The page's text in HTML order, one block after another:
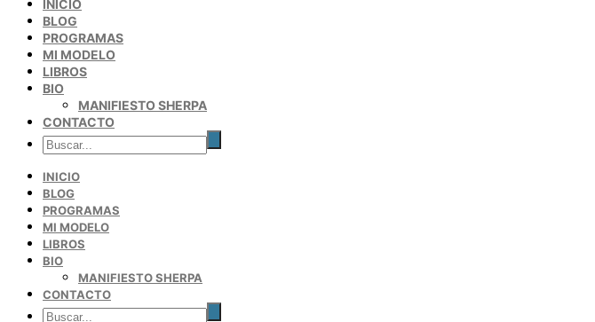
INICIO
BLOG
PROGRAMAS
MI MODELO
LIBROS
BIO
MANIFIESTO SHERPA
CONTACTO
INICIO
BLOG
PROGRAMAS
MI MODELO
LIBROS
BIO
MANIFIESTO SHERPA
CONTACTO